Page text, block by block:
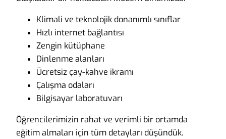
Klimali ve teknolojik donanımlı sınıflar
Hızlı internet bağlantısı
Zengin kütüphane
Dinlenme alanları
Ücretsiz çay-kahve ikramı
Çalışma odaları
Bilgisayar laboratuvarı
Öğrencilerimizin rahat ve verimli bir ortamda
eğitim almaları için tüm detayları düşündük.